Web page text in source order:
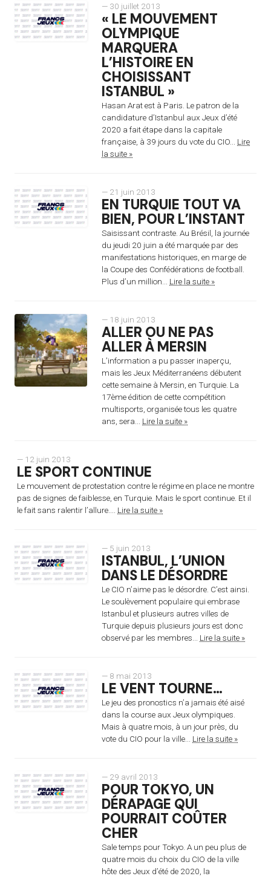
— 30 juillet 2013
« LE MOUVEMENT
OLYMPIQUE
MARQUERA
L’HISTOIRE EN
CHOISISSANT
ISTANBUL »
Hasan Arat est à Paris. Le patron de la
candidature d’Istanbul aux Jeux d’été
2020 a fait étape dans la capitale
française, à 39 jours du vote du CIO... Lire
la suite »
— 21 juin 2013
EN TURQUIE TOUT VA
BIEN, POUR L’INSTANT
Saisissant contraste. Au Brésil, la journée
du jeudi 20 juin a été marquée par des
manifestations historiques, en marge de
la Coupe des Confédérations de football.
Plus d’un million... Lire la suite »
— 18 juin 2013
ALLER OU NE PAS
ALLER À MERSIN
L’information a pu passer inaperçu,
mais les Jeux Méditerranéens débutent
cette semaine à Mersin, en Turquie. La
17ème édition de cette compétition
multisports, organisée tous les quatre
ans, sera... Lire la suite »
— 12 juin 2013
LE SPORT CONTINUE
Le mouvement de protestation contre le régime en place ne montre
pas de signes de faiblesse, en Turquie. Mais le sport continue. Et il
le fait sans ralentir l’allure.... Lire la suite »
— 5 juin 2013
ISTANBUL, L’UNION
DANS LE DÉSORDRE
Le CIO n’aime pas le désordre. C’est ainsi.
Le soulèvement populaire qui embrase
Istanbul et plusieurs autres villes de
Turquie depuis plusieurs jours est donc
observé par les membres... Lire la suite »
— 8 mai 2013
LE VENT TOURNE…
Le jeu des pronostics n’a jamais été aisé
dans la course aux Jeux olympiques.
Mais à quatre mois, à un jour près, du
vote du CIO pour la ville... Lire la suite »
— 29 avril 2013
POUR TOKYO, UN
DÉRAPAGE QUI
POURRAIT COÛTER
CHER
Sale temps pour Tokyo. A un peu plus de
quatre mois du choix du CIO de la ville
hôte des Jeux d’été de 2020, la